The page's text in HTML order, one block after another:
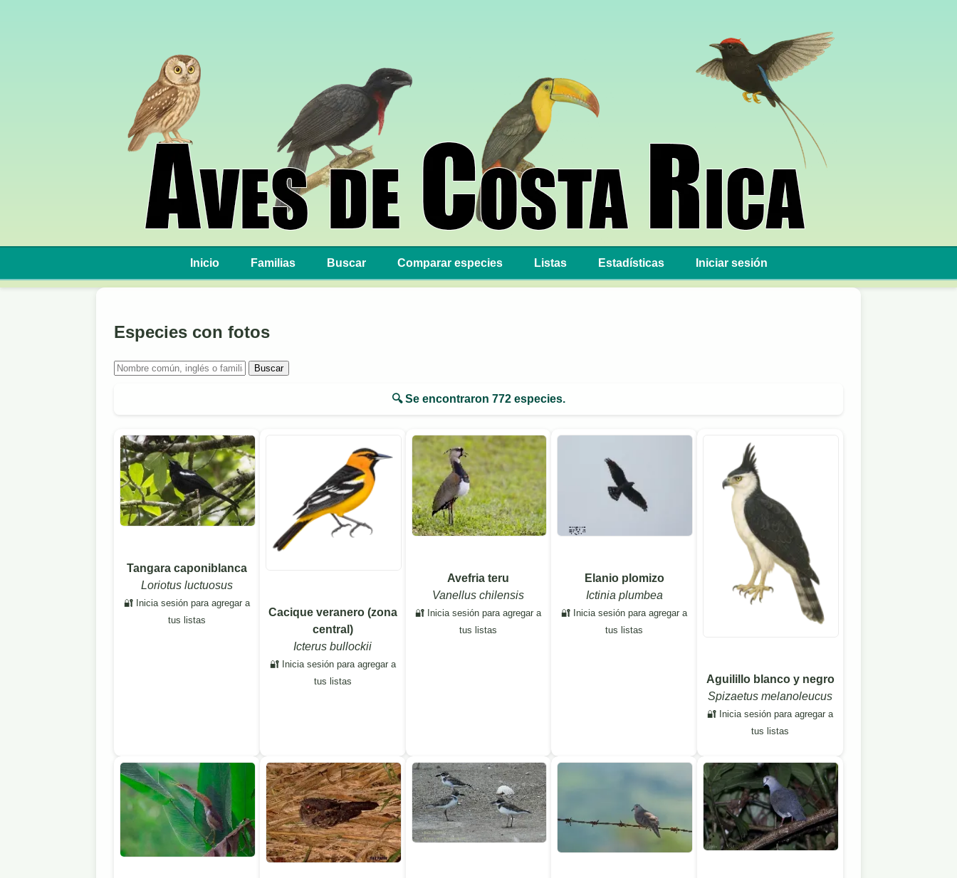
Inicio Familias Buscar Comparar especies Listas Estadísticas Iniciar sesión
Especies con fotos
Buscar
🔍 Se encontraron 772 especies.
Tangara caponiblanca
Loriotus luctuosus
🔐 Inicia sesión para agregar a
tus listas
Cacique veranero (zona
central)
Icterus bullockii
🔐 Inicia sesión para agregar a
tus listas
Avefria teru
Vanellus chilensis
🔐 Inicia sesión para agregar a
tus listas
Elanio plomizo
Ictinia plumbea
🔐 Inicia sesión para agregar a
tus listas
Aguilillo blanco y negro
Spizaetus melanoleucus
🔐 Inicia sesión para agregar a
tus listas